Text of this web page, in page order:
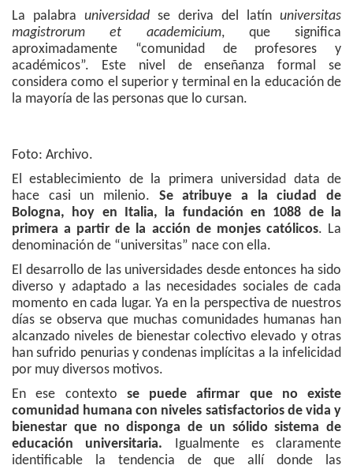
La palabra universidad se deriva del latín universitas
magistrorum et academicium, que significa
aproximadamente “comunidad de profesores y
académicos”. Este nivel de enseñanza formal se
considera como el superior y terminal en la educación de
la mayoría de las personas que lo cursan.
Foto: Archivo.
El establecimiento de la primera universidad data de
hace casi un milenio. Se atribuye a la ciudad de
Bologna, hoy en Italia, la fundación en 1088 de la
primera a partir de la acción de monjes católicos. La
denominación de “universitas” nace con ella.
El desarrollo de las universidades desde entonces ha sido
diverso y adaptado a las necesidades sociales de cada
momento en cada lugar. Ya en la perspectiva de nuestros
días se observa que muchas comunidades humanas han
alcanzado niveles de bienestar colectivo elevado y otras
han sufrido penurias y condenas implícitas a la infelicidad
por muy diversos motivos.
En ese contexto se puede afirmar que no existe
comunidad humana con niveles satisfactorios de vida y
bienestar que no disponga de un sólido sistema de
educación universitaria. Igualmente es claramente
identificable la tendencia de que allí donde las